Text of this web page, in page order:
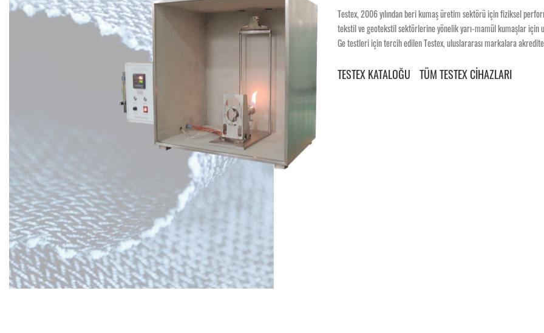
Testex, 2006 yılından beri kumaş üretim sektörü için fiziksel
tekstil ve geotekstil sektörlerine yönelik yarı-mamül kumaşlar için
Ge testleri için tercih edilen Testex, uluslararası markalara
TESTEX KATALOĞU TÜM TESTEX CİHAZLARI